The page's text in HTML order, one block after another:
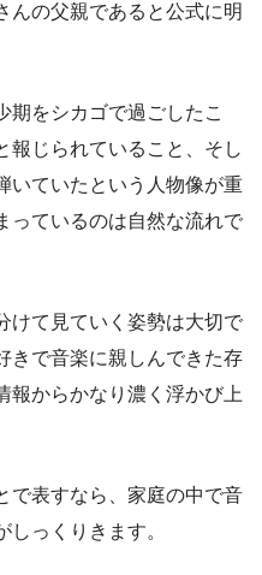
んの父親であると公式に明
期をシカゴで過ごしたこ
報じられていること、そし
いていたという人物像が重
っているのは自然な流れで
けて見ていく姿勢は大切で
きで音楽に親しんできた存
報からかなり濃く浮かび上
で表すなら、家庭の中で音
っくりきます。